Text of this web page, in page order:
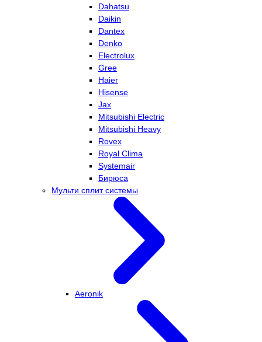
Dahatsu
Daikin
Dantex
Denko
Electrolux
Gree
Haier
Hisense
Jax
Mitsubishi Electric
Mitsubishi Heavy
Rovex
Royal Clima
Systemair
Бирюса
Мульти сплит системы
Aeronik